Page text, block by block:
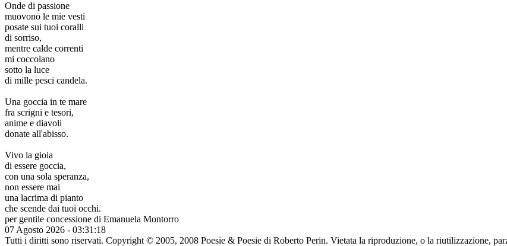
Onde di passione
muovono le mie vesti
posate sui tuoi coralli
di sorriso,
mentre calde correnti
mi coccolano
sotto la luce
di mille pesci candela.
Una goccia in te mare
fra scrigni e tesori,
anime e diavoli
donate all'abisso.
Vivo la gioia
di essere goccia,
con una sola speranza,
non essere mai
una lacrima di pianto
che scende dai tuoi occhi.
per gentile concessione di Emanuela Montorro
07 Agosto 2026 - 03:31:18
Tutti i diritti sono riservati. Copyright © 2005, 2008 Poesie & Poesie di Roberto Perin. Vietata la riproduzione, o la riutilizzazione,